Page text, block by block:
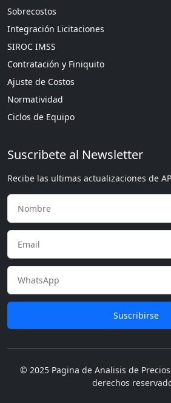
Sobrecostos
Integración Licitaciones
SIROC IMSS
Contratación y Finiquito
Ajuste de Costos
Normatividad
Ciclos de Equipo
Suscribete al Newsletter
Recibe las ultimas actualizaciones de
Suscribirse
© 2025 Pagina de Analisis de
derechos